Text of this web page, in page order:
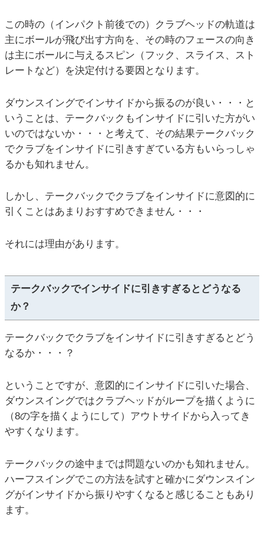
この時の（インパクト前後での）クラブヘッドの軌道は
主にボールが飛び出す方向を、その時のフェースの向き
は主にボールに与えるスピン（フック、スライス、スト
レートなど）を決定付ける要因となります。
ダウンスイングでインサイドから振るのが良い・・・と
いうことは、テークバックもインサイドに引いた方がい
いのではないか・・・と考えて、その結果テークバック
でクラブをインサイドに引きすぎている方もいらっしゃ
るかも知れません。
しかし、テークバックでクラブをインサイドに意図的に
引くことはあまりおすすめできません・・・
それには理由があります。
テークバックでインサイドに引きすぎるとどうなる
か？
テークバックでクラブをインサイドに引きすぎるとどう
なるか・・・？
ということですが、意図的にインサイドに引いた場合、
ダウンスイングではクラブヘッドがループを描くように
（8の字を描くようにして）アウトサイドから入ってき
やすくなります。
テークバックの途中までは問題ないのかも知れません。
ハーフスイングでこの方法を試すと確かにダウンスイン
グがインサイドから振りやすくなると感じることもあり
ます。